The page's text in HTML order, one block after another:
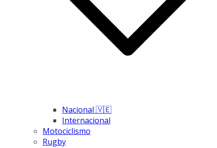
Nacional 🇻🇪
Internacional
Motociclismo
Rugby